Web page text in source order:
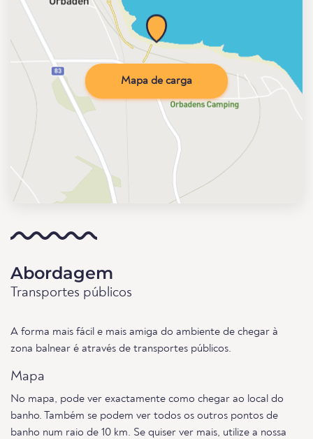
Mapa de carga
Abordagem
Transportes públicos
A forma mais fácil e mais amiga do ambiente de chegar à
zona balnear é através de transportes públicos.
Mapa
No mapa, pode ver exactamente como chegar ao local do
banho. Também se podem ver todos os outros pontos de
banho num raio de 10 km. Se quiser ver mais, utilize a nossa